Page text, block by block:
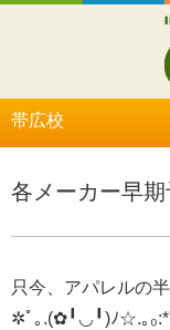
帯広校
各メーカー早
只今、アパレルの
✲ﾟ｡.(✿╹◡╹)ﾉ☆.｡₀:*